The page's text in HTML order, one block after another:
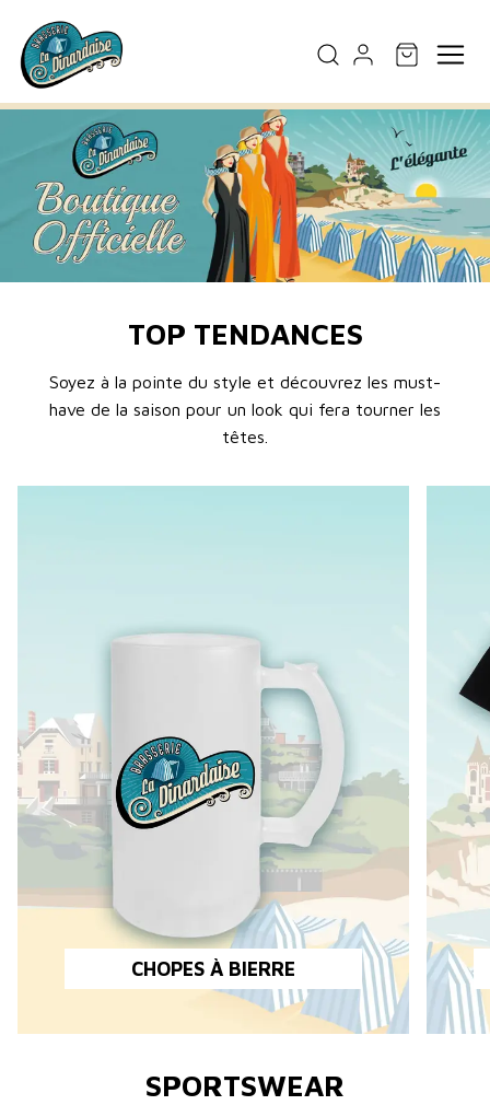
TOP TENDANCES
Soyez à la pointe du style et découvrez les must-
have de la saison pour un look qui fera tourner les
têtes.
CHOPES À BIERRE
SPORTSWEAR